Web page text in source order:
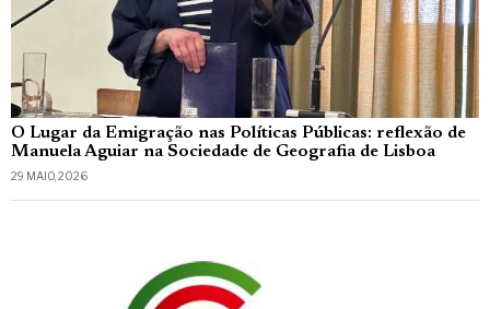
O Lugar da Emigração nas Políticas Públicas: reflexão de
Manuela Aguiar na Sociedade de Geografia de Lisboa
29 MAIO, 2026